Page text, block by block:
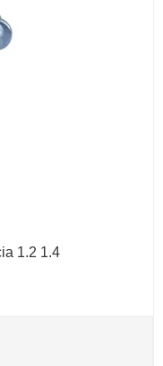
1.2 1.4